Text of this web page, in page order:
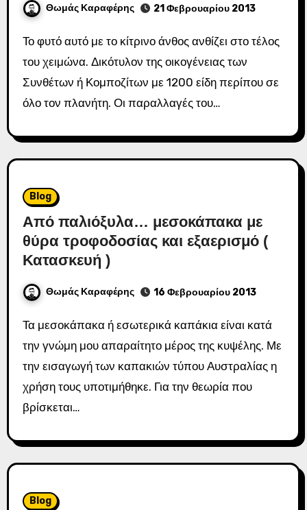
Θωμάς Καραφέρης 21 Φεβρουαρίου 2013
Το φυτό αυτό με το κίτρινο άνθος ανθίζει στο τέλος
του χειμώνα. Δικότυλον της οικογένειας των
Συνθέτων ή Κομποζίτων με 1200 είδη περίπου σε
όλο τον πλανήτη. Οι παραλλαγές του…
Blog
Από παλιόξυλα… μεσοκάπακα με
θύρα τροφοδοσίας και εξαερισμό (
Κατασκευή )
Θωμάς Καραφέρης 16 Φεβρουαρίου 2013
Τα μεσοκάπακα ή εσωτερικά καπάκια είναι κατά
την γνώμη μου απαραίτητο μέρος της κυψέλης. Με
την εισαγωγή των καπακιών τύπου Αυστραλίας η
χρήση τους υποτιμήθηκε. Για την θεωρία που
βρίσκεται…
Blog